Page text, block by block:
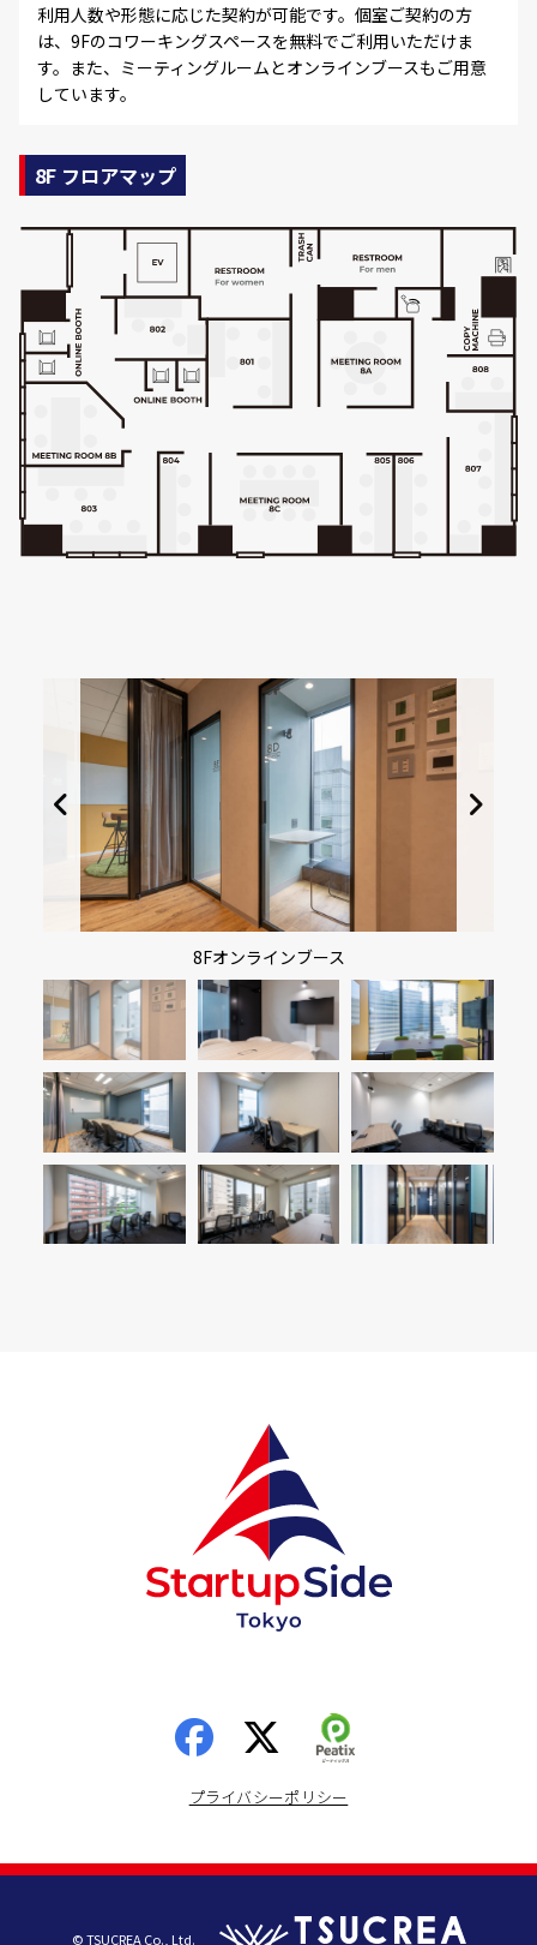
利用人数や形態に応じた契約が可能です。個室ご契約の方
は、9Fのコワーキングスペースを無料でご利用いただけま
す。また、ミーティングルームとオンラインブースもご用意
しています。
8F フロアマップ
8Fオンラインブース
プライバシーポリシー
© TSUCREA Co., Ltd.